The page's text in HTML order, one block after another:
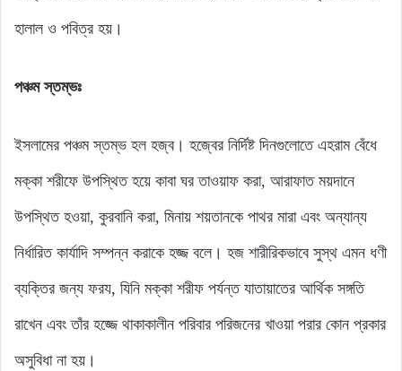
হালাল ও পবিত্র হয়।
পঞ্চম স্তম্ভঃ
ইসলামের পঞ্চম স্তম্ভ হল হজ্ব। হজ্বের নির্দিষ্ট দিনগুলোতে এহরাম বেঁধে
মক্কা শরীফে উপস্থিত হয়ে কাবা ঘর তাওয়াফ করা, আরাফাত ময়দানে
উপস্থিত হওয়া, কুরবানি করা, মিনায় শয়তানকে পাথর মারা এবং অন্যান্য
নির্ধারিত কার্যাদি সম্পন্ন করাকে হজ্জ বলে। হজ শারীরিকভাবে সুস্থ এমন ধণী
ব্যক্তির জন্য ফরয, যিনি মক্কা শরীফ পর্যন্ত যাতায়াতের আর্থিক সঙ্গতি
রাখেন এবং তাঁর হজ্জে থাকাকালীন পরিবার পরিজনের খাওয়া পরার কোন প্রকার
অসুবিধা না হয়।